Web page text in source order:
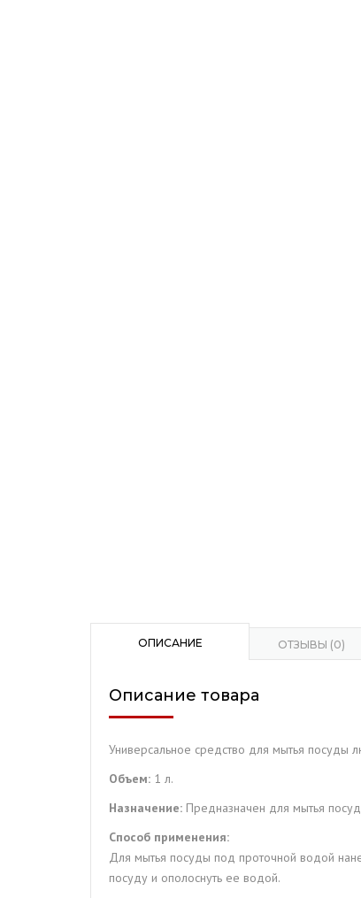
ОПИСАНИЕ ОТЗЫВЫ (0)
Описание товара
Универсальное средство для мытья
Объем: 1 л.
Назначение: Предназначен для мытья
Способ применения:
Для мытья посуды под проточной водой
посуду и ополоснуть ее водой.